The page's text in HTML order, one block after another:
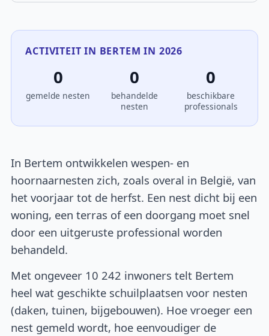
ACTIVITEIT IN BERTEM IN 2026
0
gemelde nesten
0
behandelde
nesten
0
beschikbare
professionals
In Bertem ontwikkelen wespen- en
hoornaarnesten zich, zoals overal in België, van
het voorjaar tot de herfst. Een nest dicht bij een
woning, een terras of een doorgang moet snel
door een uitgeruste professional worden
behandeld.
Met ongeveer 10 242 inwoners telt Bertem
heel wat geschikte schuilplaatsen voor nesten
(daken, tuinen, bijgebouwen). Hoe vroeger een
nest gemeld wordt, hoe eenvoudiger de